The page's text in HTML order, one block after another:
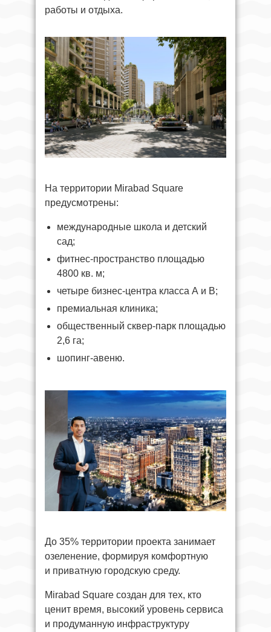
работы и отдыха.
На территории Mirabad Square
предусмотрены:
международные школа и детский
сад;
фитнес-пространство площадью
4800 кв. м;
четыре бизнес-центра класса А и В;
премиальная клиника;
общественный сквер-парк площадью
2,6 га;
шопинг-авеню.
До 35% территории проекта занимает
озеленение, формируя комфортную
и приватную городскую среду.
Mirabad Square создан для тех, кто
ценит время, высокий уровень сервиса
и продуманную инфраструктуру